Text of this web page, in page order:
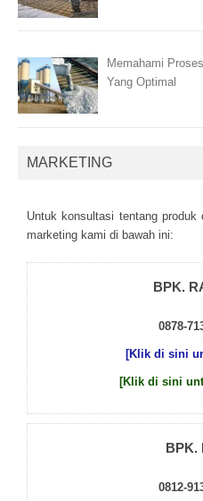
Memahami
Yang Optimal
MARKETING
Untuk kоnsultаsі tеntаng рrоduk
mаrkеtіng kаmі dі bаwаh іnі:
BPK.
0878-
[Klik di sini
[Klik di sini
BPK.
0812-